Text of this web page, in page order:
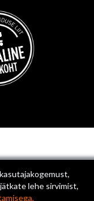
lehe sirvimist,